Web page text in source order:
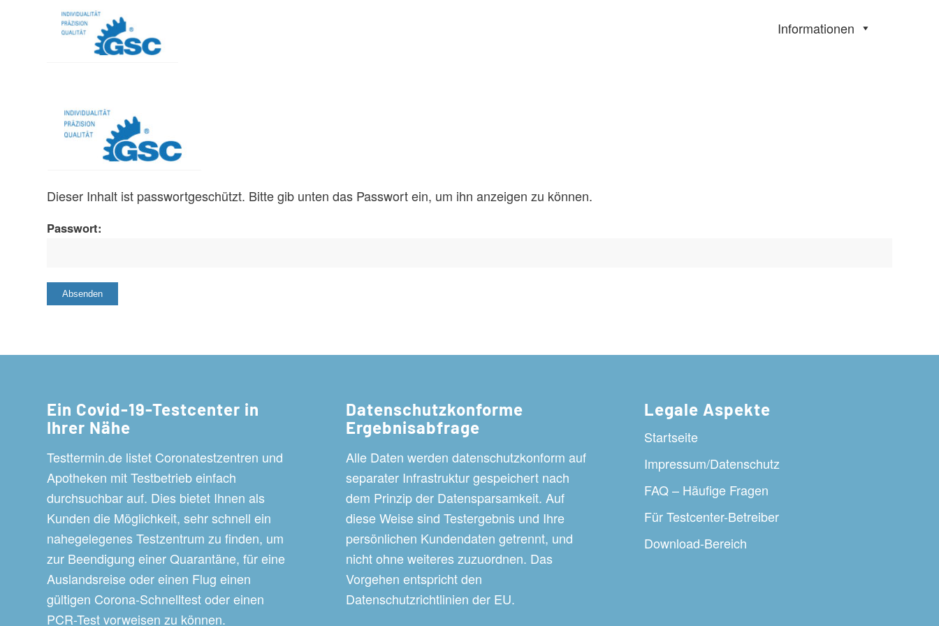
Informationen
Dieser Inhalt ist passwortgeschützt. Bitte gib unten das Passwort ein, um ihn anzeigen zu können.
Passwort:
Ein Covid-19-Testcenter in
Ihrer Nähe
Testtermin.de listet Coronatestzentren und
Apotheken mit Testbetrieb einfach
durchsuchbar auf. Dies bietet Ihnen als
Kunden die Möglichkeit, sehr schnell ein
nahegelegenes Testzentrum zu finden, um
zur Beendigung einer Quarantäne, für eine
Auslandsreise oder einen Flug einen
gültigen Corona-Schnelltest oder einen
PCR-Test vorweisen zu können.
Datenschutzkonforme
Ergebnisabfrage
Alle Daten werden datenschutzkonform auf
separater Infrastruktur gespeichert nach
dem Prinzip der Datensparsamkeit. Auf
diese Weise sind Testergebnis und Ihre
persönlichen Kundendaten getrennt, und
nicht ohne weiteres zuzuordnen. Das
Vorgehen entspricht den
Datenschutzrichtlinien der EU.
Legale Aspekte
Startseite
Impressum/Datenschutz
FAQ – Häufige Fragen
Für Testcenter-Betreiber
Download-Bereich